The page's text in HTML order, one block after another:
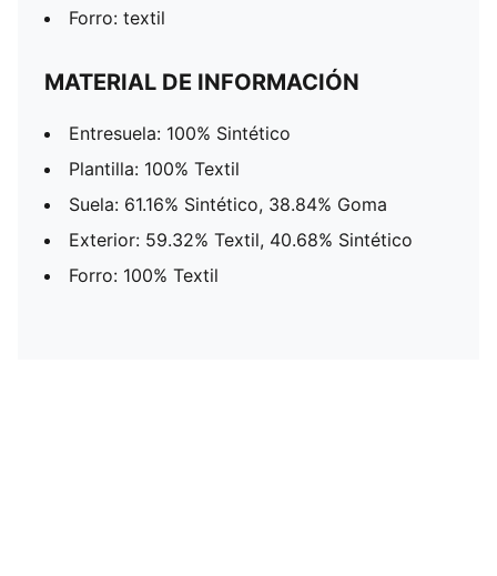
Forro: textil
MATERIAL DE INFORMACIÓN
Entresuela: 100% Sintético
Plantilla: 100% Textil
Suela: 61.16% Sintético, 38.84% Goma
Exterior: 59.32% Textil, 40.68% Sintético
Forro: 100% Textil